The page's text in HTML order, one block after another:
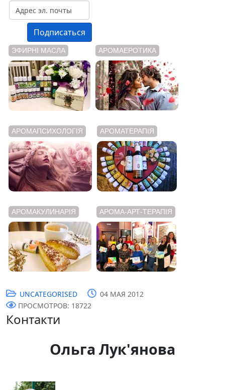
ЭФИРНІ МАСЛА АРОМАЕРОТИКА
АРОМАПСИХОЛОГІЯ АРОМАТЕРАПІЯ
АРОМАКУЛИНАРІЯ АРОМА-АРТ-ТЕРАПІЯ
UNCATEGORISED
04 МАЯ 2012
ПРОСМОТРОВ: 18722
Контакти
Ольга Лук'янова